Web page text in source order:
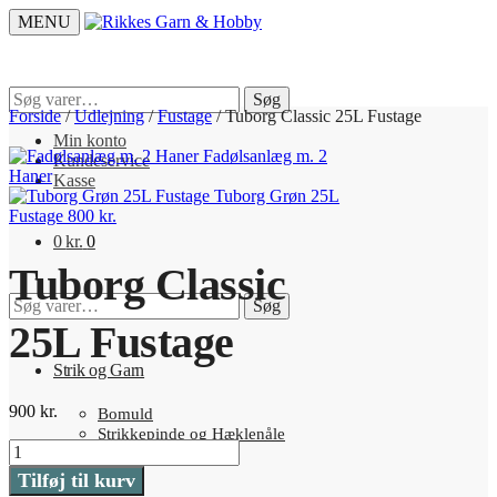
Skip
to
Skip
to
MENU
Søg
efter:
Søg
Min konto
Kundeservice
Kasse
0kr. 0
Søg
efter:
Søg
Strik og Garn
Bomuld
Strikkepinde og Hæklenåle
Uld
Forside/Udlejning/Fustage/Tuborg Classic 25L Fustage
Fadølsanlæg m. 2
Haner
Tuborg Grøn 25L
Fustage 800 kr.
Tuborg Classic
25L Fustage
900 kr.
Tuborg
Classic
25L
Tilføj til kurv